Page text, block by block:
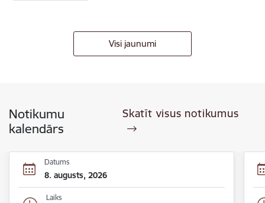
Visi jaunumi
Notikumu
kalendārs
Skatīt visus notikumus
Datums
8. augusts, 2026
Laiks